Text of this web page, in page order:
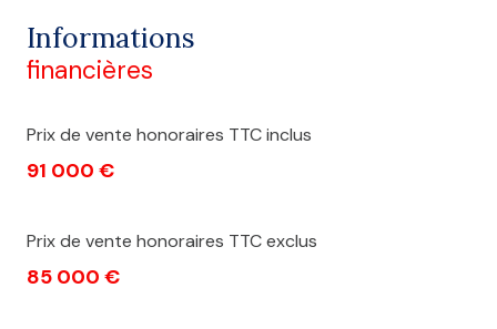
Informations
financières
Prix de vente honoraires TTC inclus
91 000 €
Prix de vente honoraires TTC exclus
85 000 €